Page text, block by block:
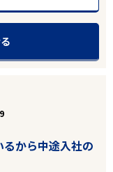
るから中途入社の